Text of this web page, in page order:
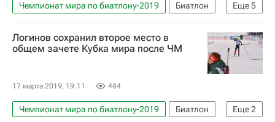
Еще5
Чемпионат мира по биатлону-2019
Биатлон
Евгений Гараничев
Сборная России по биатлону
Чемпионат мира по биатлону
Александр Логинов (биатлонист)
Логинов сохранил второе место в
общем зачете Кубка мира после ЧМ
17 марта 2019, 19:11 484
Еще2
Чемпионат мира по биатлону-2019
Биатлон